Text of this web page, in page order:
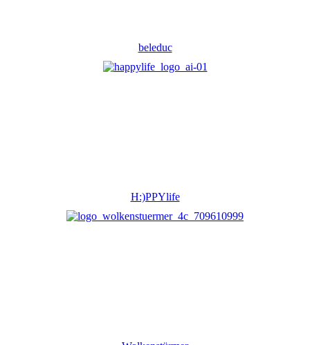
beleduc
H:)PPYlife